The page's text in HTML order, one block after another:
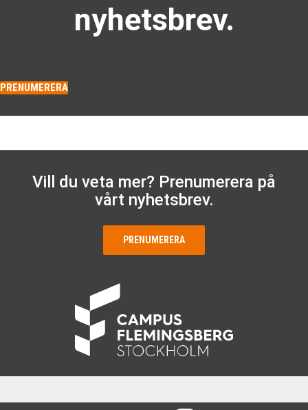
nyhetsbrev.
PRENUMERERA
Vill du veta mer? Prenumerera på
vårt nyhetsbrev.
PRENUMERERA